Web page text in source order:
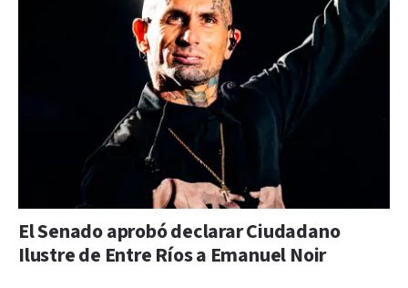
El Senado aprobó declarar Ciudadano
Ilustre de Entre Ríos a Emanuel Noir